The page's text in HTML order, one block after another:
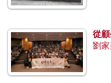
從
劉家